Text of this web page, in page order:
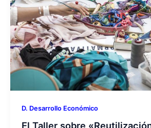
D. Desarrollo Económico
El Taller sobre